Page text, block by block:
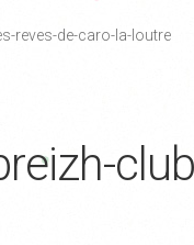
reves-de-caro-la-loutre